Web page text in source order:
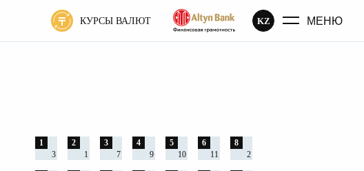
КУРСЫ ВАЛЮТ KZ МЕНЮ
1
3
2
1
3
7
4
9
5
10
6
11
8
2